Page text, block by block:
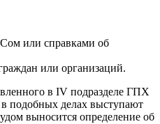
или справками об
или организаций.
в IV подразделе ГПХ
подобных делах выступают
выносится определение об